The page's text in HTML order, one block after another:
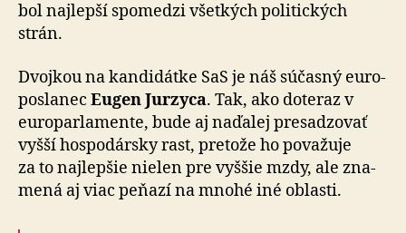
bol naj­lepší spo­me­dzi všetkých politických
strán.
Dvojkou na kandidátke SaS je náš súčasný euro­
posla­nec Eugen Jurzyca. Tak, ako do­te­raz v
euro­par­la­men­te, bude aj na­ďa­lej pre­sa­dzo­vať
vyšší hospo­dársky rast, pre­tože ho po­va­žuje
za to naj­lep­šie nielen pre vyššie mzdy, ale zna­
me­ná aj viac peňazí na mno­hé iné oblasti.